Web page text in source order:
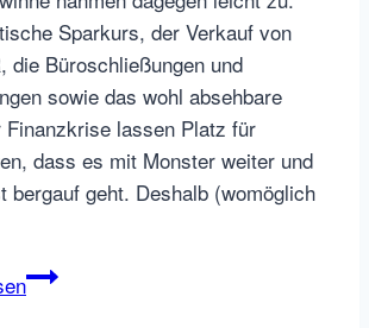
Sparkurs, der Verkauf von
die Büroschließungen und
sowie das wohl absehbare
Finanzkrise lassen Platz für
dass es mit Monster weiter und
bergauf geht. Deshalb (womöglich
Niemand